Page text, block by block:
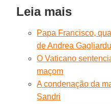
Leia mais
Papa Francisco,
de Andrea
O Vaticano
maçom
A condenação da
Sandri